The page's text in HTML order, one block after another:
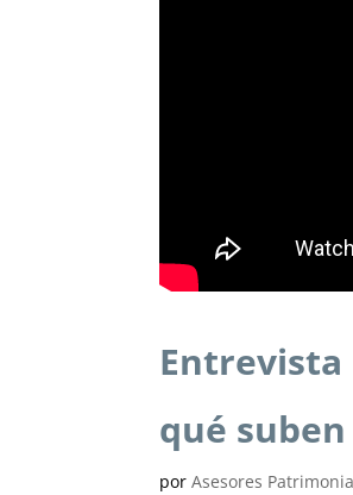
Entrevista
qué
porAsesores